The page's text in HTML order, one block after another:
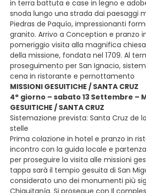
in terra battuta e case in legno e
snoda lungo una strada dai paesaggi
Piedras de Paquío, impressionanti
granito. Arrivo a Conception e pranzo
pomeriggio visita alla magnifica
della missione, fondata nel 1709. Al
proseguimento per San Ignacio,
cena in ristorante e pernottamento
MISSIONI GESUITICHE / SANTA CRUZ
4° giorno – sabato 13 Settembre –
GESUITICHE / SANTA CRUZ
Sistemazione prevista: Santa Cruz de
stelle
Prima colazione in hotel e pranzo in
incontro con la guida locale e
per proseguire la visita alle missioni
tappa sarà il tempio gesuita di San
considerato uno dei monumenti più
Chiquitanía. Si prosegue con Il